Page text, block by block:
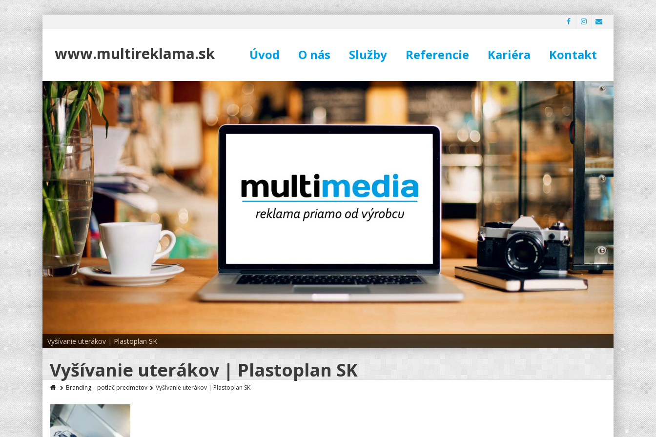
www.multireklama.sk Úvod O nás Služby Referencie Kariéra Kontakt
Vyšívanie uterákov | Plastoplan SK
Vyšívanie uterákov | Plastoplan SK
Branding – potlač predmetov Vyšívanie uterákov | Plastoplan SK